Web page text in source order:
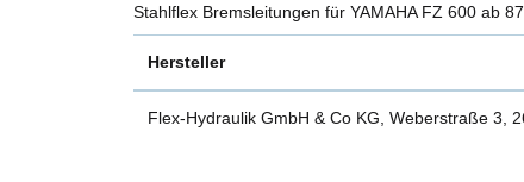
Stahlflex Bremsleitungen für YAMAHA FZ 600 ab
Hersteller
Flex-Hydraulik GmbH & Co KG, Weberstraße 3,